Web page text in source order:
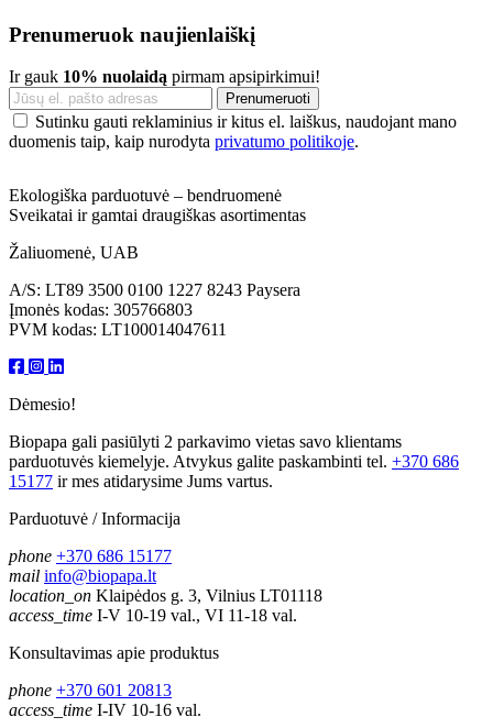
Prenumeruok naujienlaiškį
Ir gauk 10% nuolaidą pirmam apsipirkimui!
Sutinku gauti reklaminius ir kitus el. laiškus, naudojant mano
duomenis taip, kaip nurodyta privatumo politikoje.
Ekologiška parduotuvė – bendruomenė
Sveikatai ir gamtai draugiškas asortimentas
Žaliuomenė, UAB
A/S: LT89 3500 0100 1227 8243 Paysera
Įmonės kodas: 305766803
PVM kodas: LT100014047611
Dėmesio!
Biopapa gali pasiūlyti 2 parkavimo vietas savo klientams
parduotuvės kiemelyje. Atvykus galite paskambinti tel. +370 686
15177 ir mes atidarysime Jums vartus.
Parduotuvė / Informacija
phone +370 686 15177
mail info@biopapa.lt
location_on Klaipėdos g. 3, Vilnius LT01118
access_time I-V 10-19 val., VI 11-18 val.
Konsultavimas apie produktus
phone +370 601 20813
access_time I-IV 10-16 val.